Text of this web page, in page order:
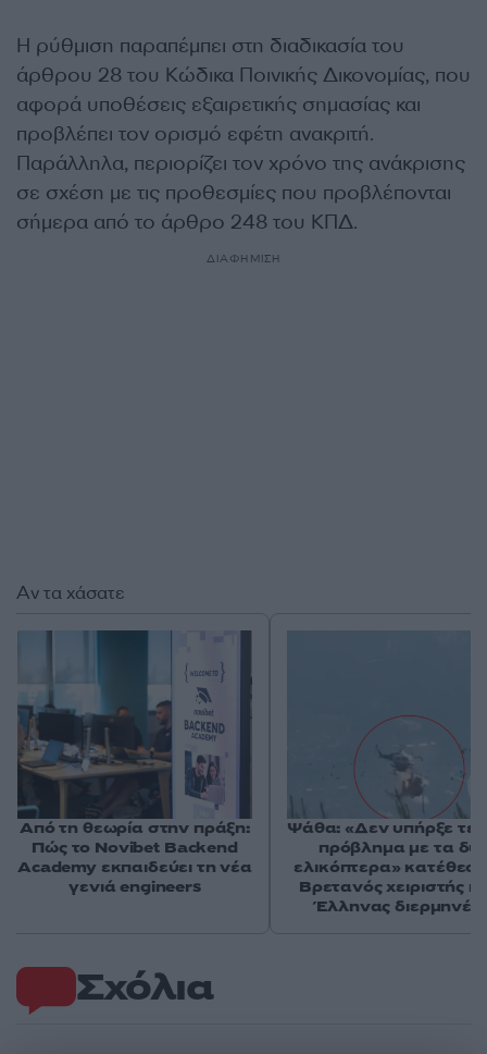
Η ρύθμιση παραπέμπει στη διαδικασία του
άρθρου 28 του Κώδικα Ποινικής Δικονομίας, που
αφορά υποθέσεις εξαιρετικής σημασίας και
προβλέπει τον ορισμό εφέτη ανακριτή.
Παράλληλα, περιορίζει τον χρόνο της ανάκρισης
σε σχέση με τις προθεσμίες που προβλέπονται
σήμερα από το άρθρο 248 του ΚΠΔ.
ΔΙΑΦΗΜΙΣΗ
Σχόλια
Αν τα χάσατε
Από τη θεωρία στην πράξη:
Πώς το Novibet Backend
Academy εκπαιδεύει τη νέα
γενιά engineers
Ψάθα: «Δεν υπήρξε
πρόβλημα με τα
ελικόπτερα»
Βρετανός χειριστής
Έλληνας